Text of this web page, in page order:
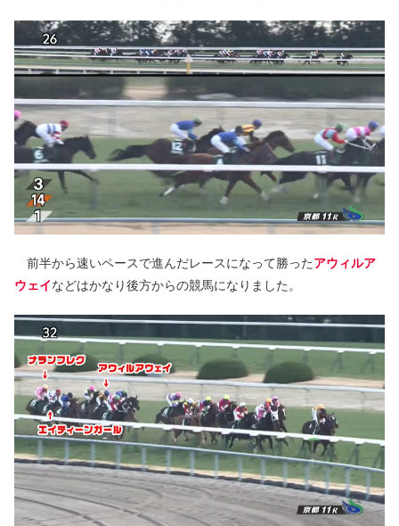
前半から速いペースで進んだレースになって勝ったアウィルア
ウェイなどはかなり後方からの競馬になりました。